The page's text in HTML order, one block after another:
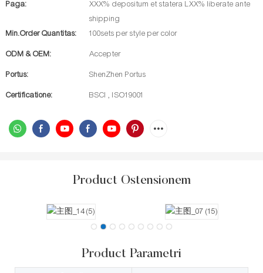
Paga:
XXX% depositum et statera LXX% liberate ante
shipping
Min.Order Quantitas:
100sets per style per color
ODM & OEM: Accepter
Portus: ShenZhen Portus
Certificatione: BSCI , ISO19001
Product Ostensionem
Product Parametri